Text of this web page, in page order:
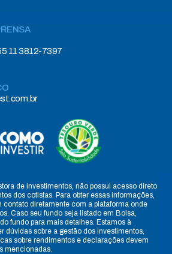
11 3812-7397
de investimentos, não possui acesso direto
dos cotistas. Para obter essas informações,
diretamente com a plataforma onde
Caso seu fundo seja listado em Bolsa,
fundo para mais detalhes. Estamos à
dúvidas sobre a gestão dos investimentos,
sobre rendimentos e declarações devem
mencionadas.